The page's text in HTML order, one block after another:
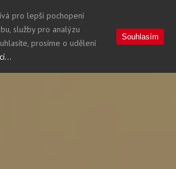
pro lepší pochopení
služby pro analýzu
prosíme o udělení
Souhlasím